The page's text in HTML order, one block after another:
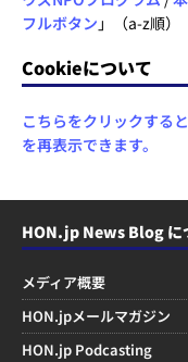
フルボタン 」（a-z順）
Cookieについて
こちらをクリックする
を再表示できます。
HON.jp News Blog に
メディア概要
HON.jpメールマガジン
HON.jp Podcasting